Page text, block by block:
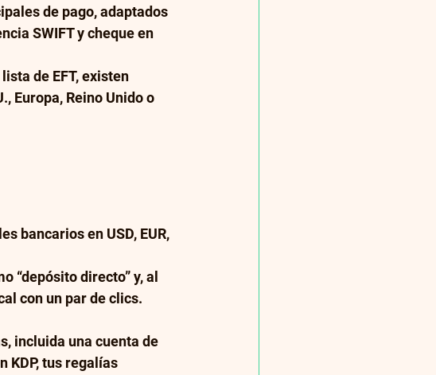
de pago, adaptados
SWIFT y cheque en
de EFT, existen
Europa, Reino Unido o
bancarios en USD, EUR,
“depósito directo” y, al
con un par de clics.
incluida una cuenta de
KDP, tus regalías